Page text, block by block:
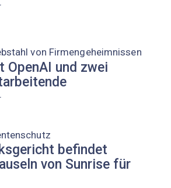
von Firmengeheimnissen
OpenAI und zwei
befindet
von Sunrise für